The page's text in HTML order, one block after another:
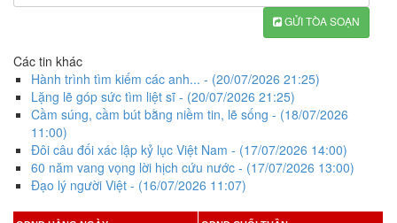
GỬI TÒA SOẠN
Các tin khác
Hành trình tìm kiếm các anh... - (20/07/2026 21:25)
Lặng lẽ góp sức tìm liệt sĩ - (20/07/2026 21:25)
Cầm súng, cầm bút bằng niềm tin, lẽ sống - (18/07/2026
11:00)
Đôi câu đối xác lập kỷ lục Việt Nam - (17/07/2026 14:00)
60 năm vang vọng lời hịch cứu nước - (17/07/2026 13:00)
Đạo lý người Việt - (16/07/2026 11:07)